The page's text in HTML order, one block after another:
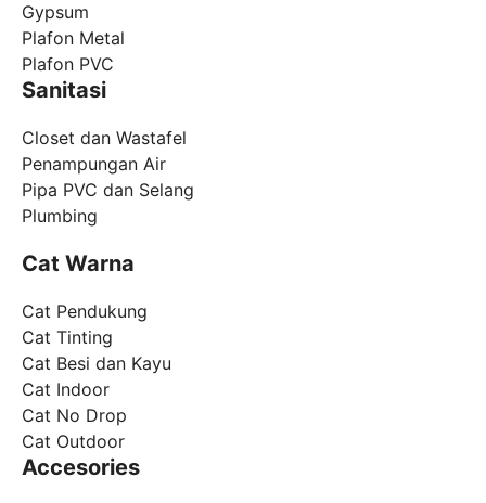
Gypsum
Plafon Metal
Plafon PVC
Sanitasi
Closet dan Wastafel
Penampungan Air
Pipa PVC dan Selang
Plumbing
Cat Warna
Cat Pendukung
Cat Tinting
Cat Besi dan Kayu
Cat Indoor
Cat No Drop
Cat Outdoor
Accesories